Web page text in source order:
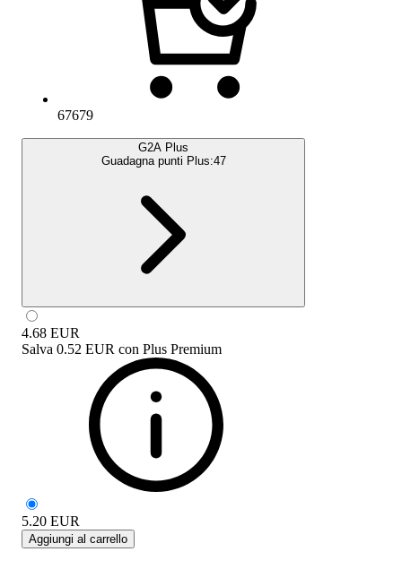
67679
G2A Plus
Guadagna punti Plus:47
4.68 EUR
Salva 0.52 EUR con Plus Premium
5.20 EUR
Aggiungi al carrello